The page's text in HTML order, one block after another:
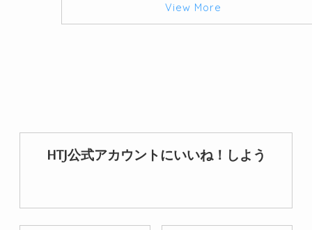
View More
HTJ公式アカウントにいいね！しよう